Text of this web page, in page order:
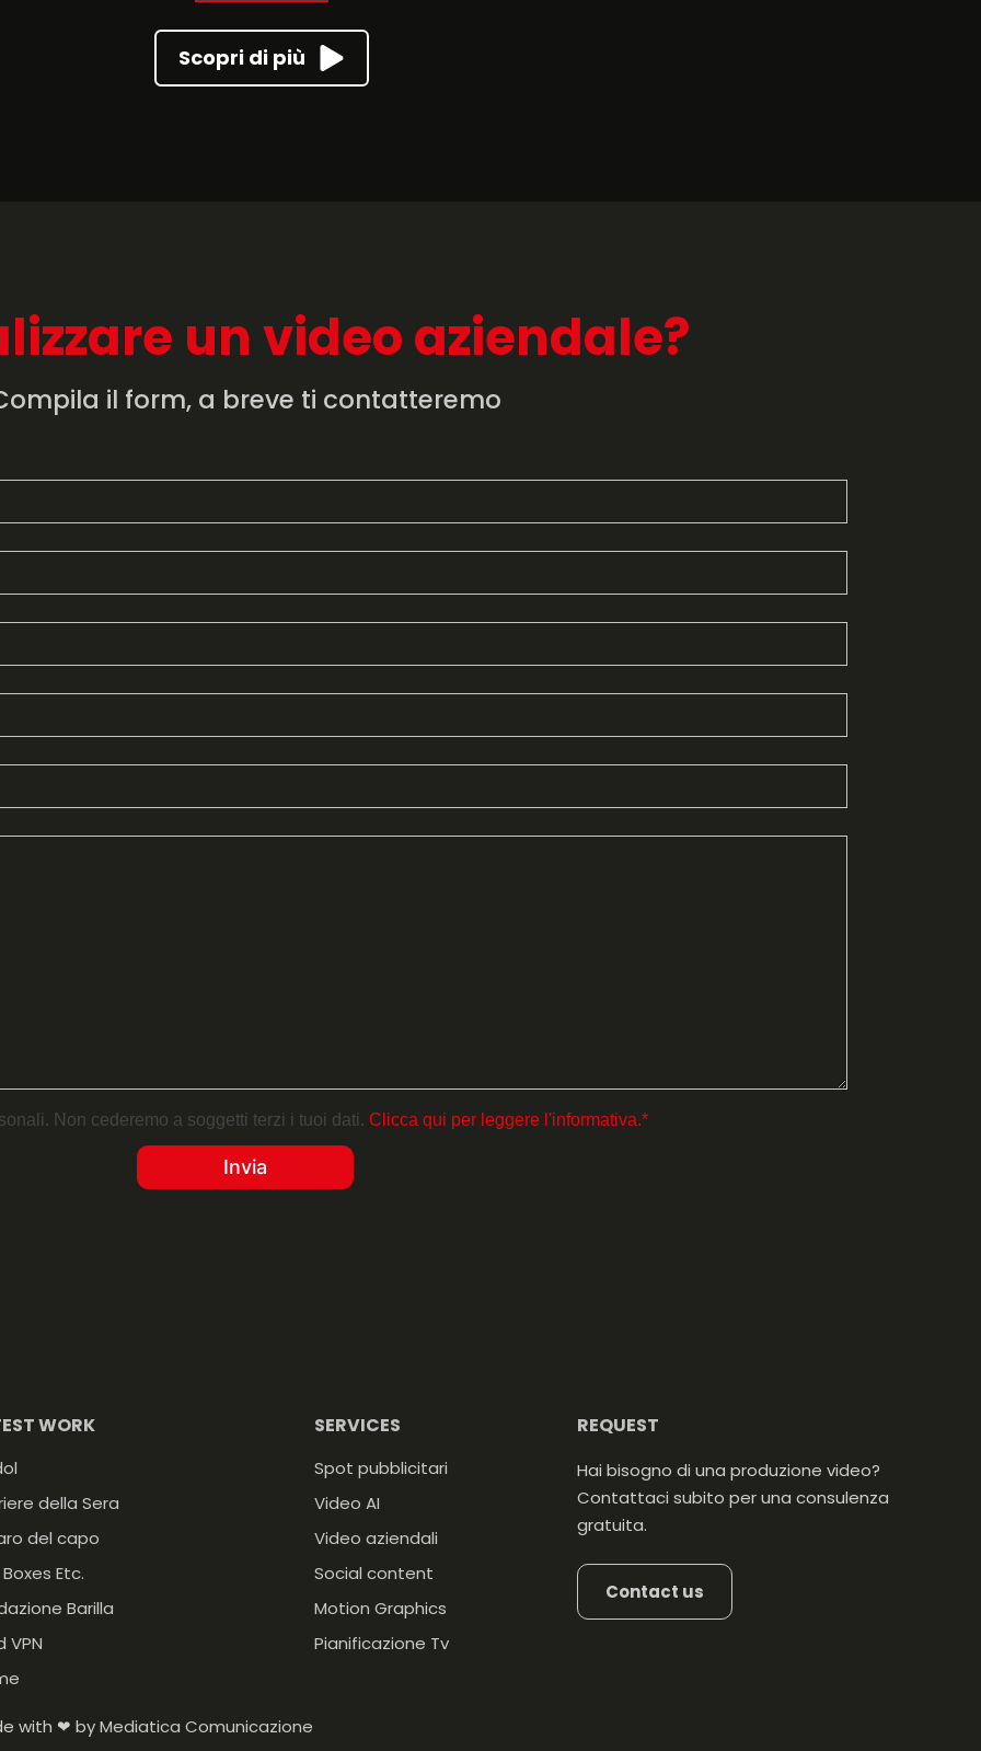
Scopri di più
un video aziendale?
il form, a breve ti contatteremo
Non cederemo a soggetti terzi i tuoi dati. Clicca qui per leggere l'informativa.*
WORK
della Sera
del capo
Etc.
Barilla
VPN
with ❤ byMediatica Comunicazione
SERVICES
Spot pubblicitari
Video AI
Video aziendali
Social content
Motion Graphics
Pianificazione Tv
REQUEST
Hai bisogno di una produzione video?
Contattaci subito per una consulenza
gratuita.
Contact us